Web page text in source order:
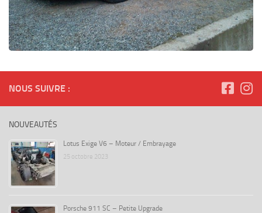
NOUS SUIVRE :
NOUVEAUTÉS
Lotus Exige V6 – Moteur / Embrayage
25 octobre 2023
Porsche 911 SC – Petite Upgrade